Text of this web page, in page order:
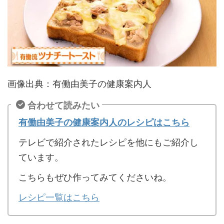
画像出典：有働由美子の健康案内人
合わせて読みたい
有働由美子の健康案内人のレシピはこちら
テレビで紹介されたレシピを他にもご紹介し
ています。
こちらもぜひ作ってみてくださいね。
レシピ一覧はこちら